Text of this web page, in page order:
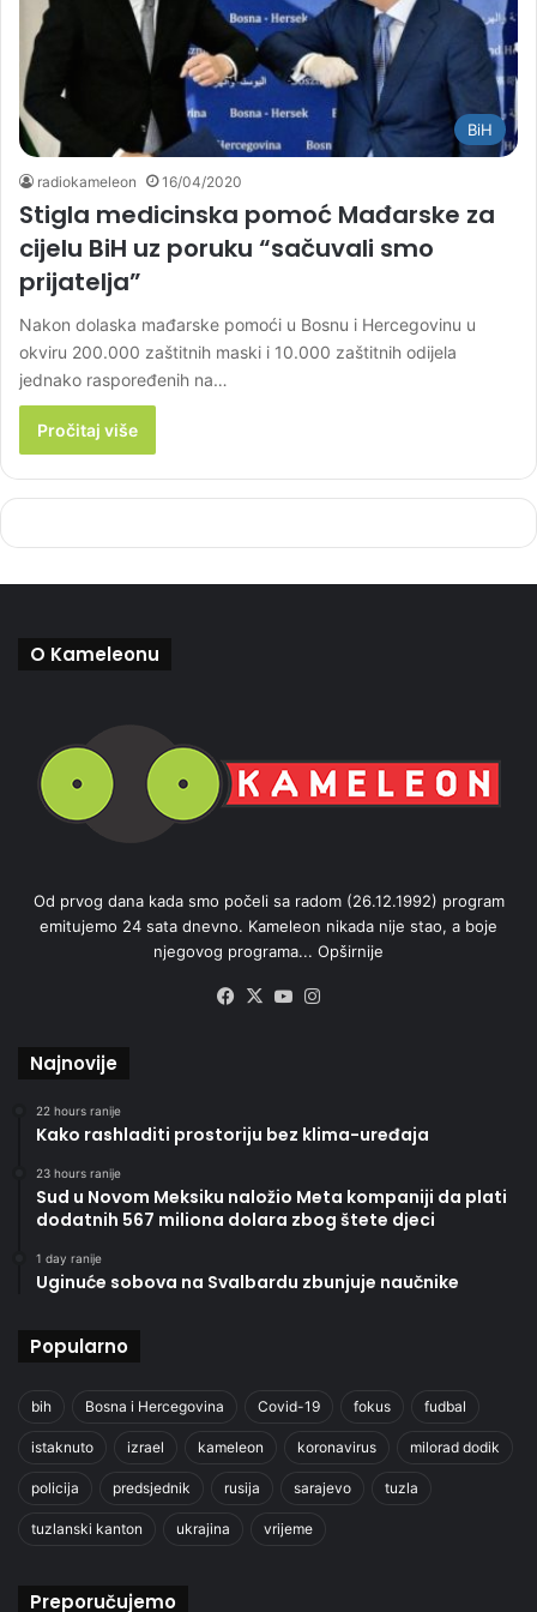
BiH
radiokameleon 16/04/2020
Stigla medicinska pomoć Mađarske za
cijelu BiH uz poruku “sačuvali smo
prijatelja”
Nakon dolaska mađarske pomoći u Bosnu i Hercegovinu u
okviru 200.000 zaštitnih maski i 10.000 zaštitnih odijela
jednako raspoređenih na…
Pročitaj više
O Kameleonu
Od prvog dana kada smo počeli sa radom (26.12.1992) program
emitujemo 24 sata dnevno. Kameleon nikada nije stao, a boje
njegovog programa... Opširnije
Facebook
X YouTube
Najnovije
22 hours ranije
Kako rashladiti prostoriju bez klima-uređaja
23 hours ranije
Sud u Novom Meksiku naložio Meta kompaniji da plati
dodatnih 567 miliona dolara zbog štete djeci
1 day ranije
Uginuće sobova na Svalbardu zbunjuje naučnike
Popularno
bih Bosna i Hercegovina Covid-19 fokus fudbal
istaknuto izrael kameleon koronavirus milorad dodik
policija predsjednik rusija sarajevo tuzla
tuzlanski kanton ukrajina vrijeme
Preporučujemo